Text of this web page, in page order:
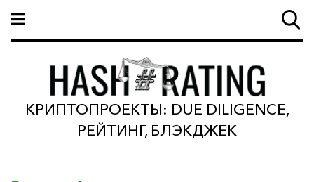
КРИПТОПРОЕКТЫ: DUE DILIGENCE,
РЕЙТИНГ, БЛЭКДЖЕК